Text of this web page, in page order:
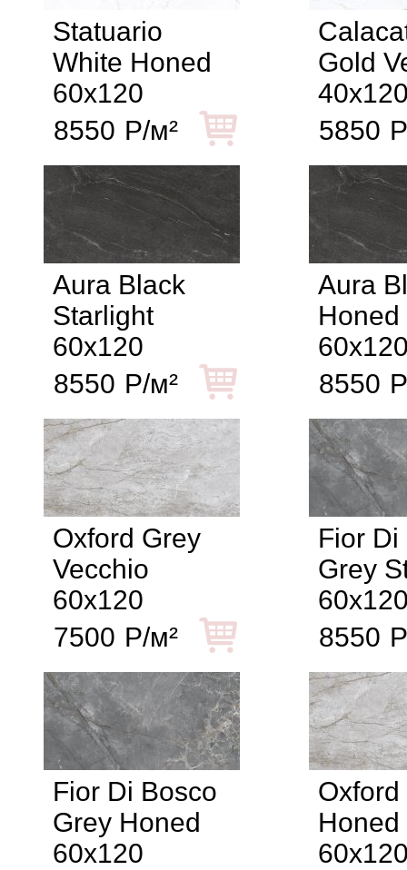
Statuario
White Honed
60x120
8550 Р/м²
Gold
5850
Aura Black
Starlight
60x120
8550 Р/м²
Aura
Honed
8550
Oxford Grey
Vecchio
60x120
7500 Р/м²
Fior Di
Grey
8550
Fior Di Bosco
Grey Honed
60x120
Oxford
Honed